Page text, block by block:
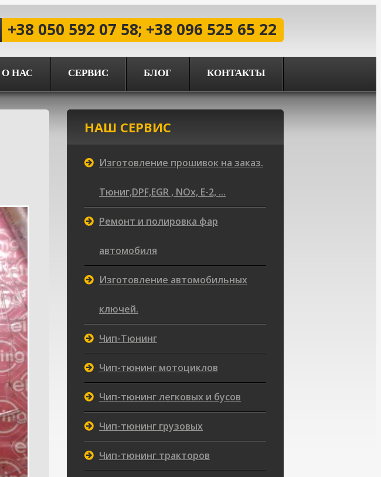
+38 050 592 07 58; +38 096 525 65 22
О НАС СЕРВИС БЛОГ КОНТАКТЫ
НАШ СЕРВИС
Изготовление прошивок на заказ.
Тюниг,DPF,EGR , NOx, Е-2, ...
Ремонт и полировка фар
автомобиля
Изготовление автомобильных
ключей.
Чип-Тюнинг
Чип-тюнинг мотоциклов
Чип-тюнинг легковых и бусов
Чип-тюнинг грузовых
Чип-тюнинг тракторов